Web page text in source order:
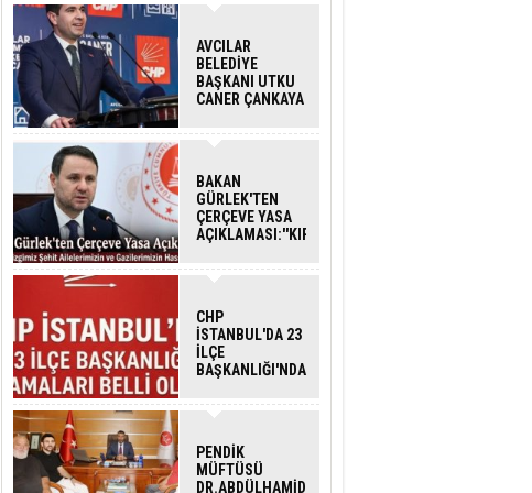
AVCILAR
BELEDİYE
BAŞKANI UTKU
CANER ÇANKAYA
TAHLİYE KARARI
BAKAN
GÜRLEK'TEN
ÇERÇEVE YASA
AÇIKLAMASI:''KIRMIZI
AİLELERİ VE
CHP
İSTANBUL'DA 23
İLÇE
BAŞKANLIĞI'NDA
GERÇEKLEŞTİ
PENDİK
MÜFTÜSÜ
DR.ABDÜLHAMİD